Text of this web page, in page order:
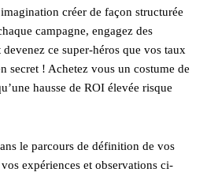
créer de façon structurée
campagne, engagez des
ce super-héros que vos taux
secret ! Achetez vous un costume de
hausse de ROI élevée risque
le parcours de définition de vos
expériences et observations ci-